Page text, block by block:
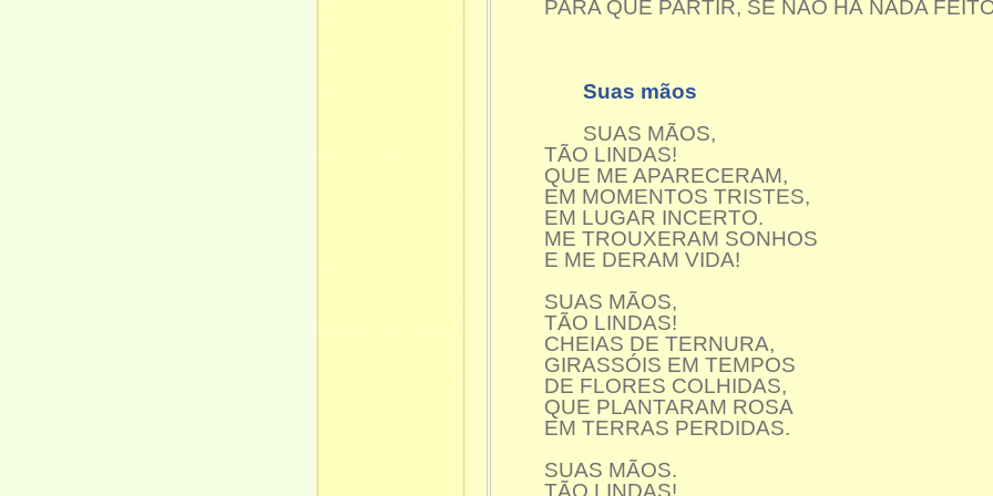
PARA QUE PARTIR, SE NÃO HÁ NADA
Suas mãos
SUAS MÃOS,
TÃO LINDAS!
QUE ME APARECERAM,
EM MOMENTOS TRISTES,
EM LUGAR INCERTO.
ME TROUXERAM SONHOS
E ME DERAM VIDA!
SUAS MÃOS,
TÃO LINDAS!
CHEIAS DE TERNURA,
GIRASSÓIS EM TEMPOS
DE FLORES COLHIDAS,
QUE PLANTARAM ROSA
EM TERRAS PERDIDAS.
SUAS MÃOS.
TÃO LINDAS!